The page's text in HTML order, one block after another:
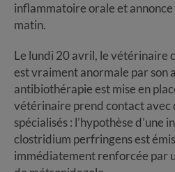
inflammatoire orale et annonce
matin.
Le lundi 20 avril, le vétérinaire
est vraiment anormale par son
antibiothérapie est mise en
vétérinaire prend contact avec
spécialisés : l’hypothèse d’une
clostridium perfringens est
immédiatement renforcée par